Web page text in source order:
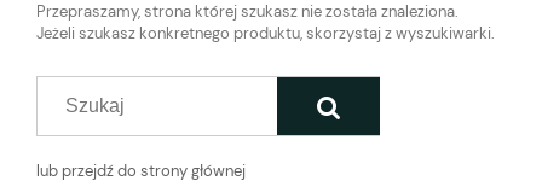
Wybierz coś dla siebie z naszej aktualnej oferty lub
zaloguj się, aby przywrócić dodane produkty do listy
Przepraszamy, strona której szukasz nie została znaleziona.
Jeżeli szukasz konkretnego produktu, skorzystaj z wyszukiwarki.
lub przejdź do strony głównej